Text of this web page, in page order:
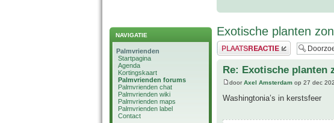
NAVIGATIE
Palmvrienden
Startpagina
Agenda
Kortingskaart
Palmvrienden forums
Palmvrienden chat
Palmvrienden wiki
Palmvrienden maps
Palmvrienden label
Contact
Exotische planten
Plaats een reactie
Re: Exotische planten
doorAxel Amsterdam op 27 dec
Washingtonia’s in kerstsfeer